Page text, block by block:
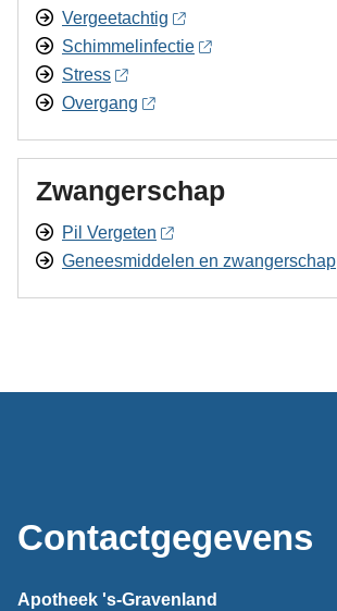
Vergeetachtig
Schimmelinfectie
Stress
Overgang
Zwangerschap
Pil Vergeten
Geneesmiddelen en zwangerschap
Contactgegevens
Apotheek 's-Gravenland